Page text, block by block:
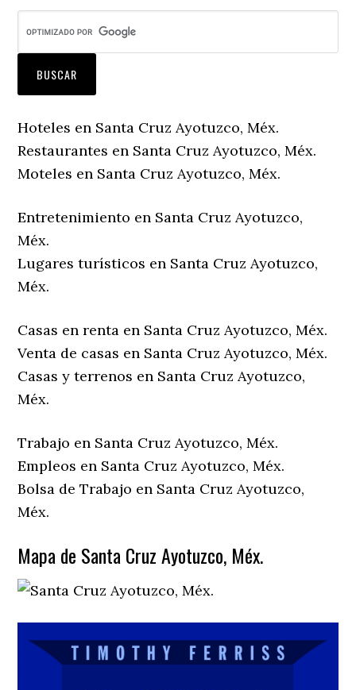
Hoteles en Santa Cruz Ayotuzco, Méx.
Restaurantes en Santa Cruz Ayotuzco, Méx.
Moteles en Santa Cruz Ayotuzco, Méx.
Entretenimiento en Santa Cruz Ayotuzco,
Méx.
Lugares turísticos en Santa Cruz Ayotuzco,
Méx.
Casas en renta en Santa Cruz Ayotuzco, Méx.
Venta de casas en Santa Cruz Ayotuzco, Méx.
Casas y terrenos en Santa Cruz Ayotuzco,
Méx.
Trabajo en Santa Cruz Ayotuzco, Méx.
Empleos en Santa Cruz Ayotuzco, Méx.
Bolsa de Trabajo en Santa Cruz Ayotuzco,
Méx.
Mapa de Santa Cruz Ayotuzco, Méx.